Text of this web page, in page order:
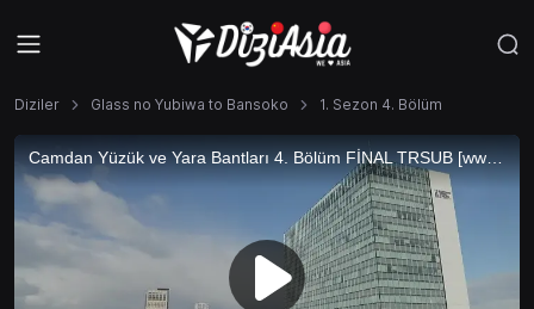
Diziler Glass no Yubiwa to Bansoko 1. Sezon 4. Bölüm